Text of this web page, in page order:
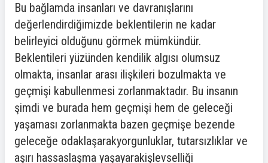
Bu bağlamda insanları ve davranışlarını
değerlendirdiğimizde beklentilerin ne kadar
belirleyici olduğunu görmek mümkündür.
Beklentileri yüzünden kendilik algısı olumsuz
olmakta, insanlar arası ilişkileri bozulmakta ve
geçmişi kabullenmesi zorlanmaktadır. Bu insanın
şimdi ve burada hem geçmişi hem de geleceği
yaşaması zorlanmakta bazen geçmişe bezende
geleceğe odaklaşarakyorgunluklar, tutarsızlıklar ve
aşırı hassaslaşma yaşayarakişlevselliği